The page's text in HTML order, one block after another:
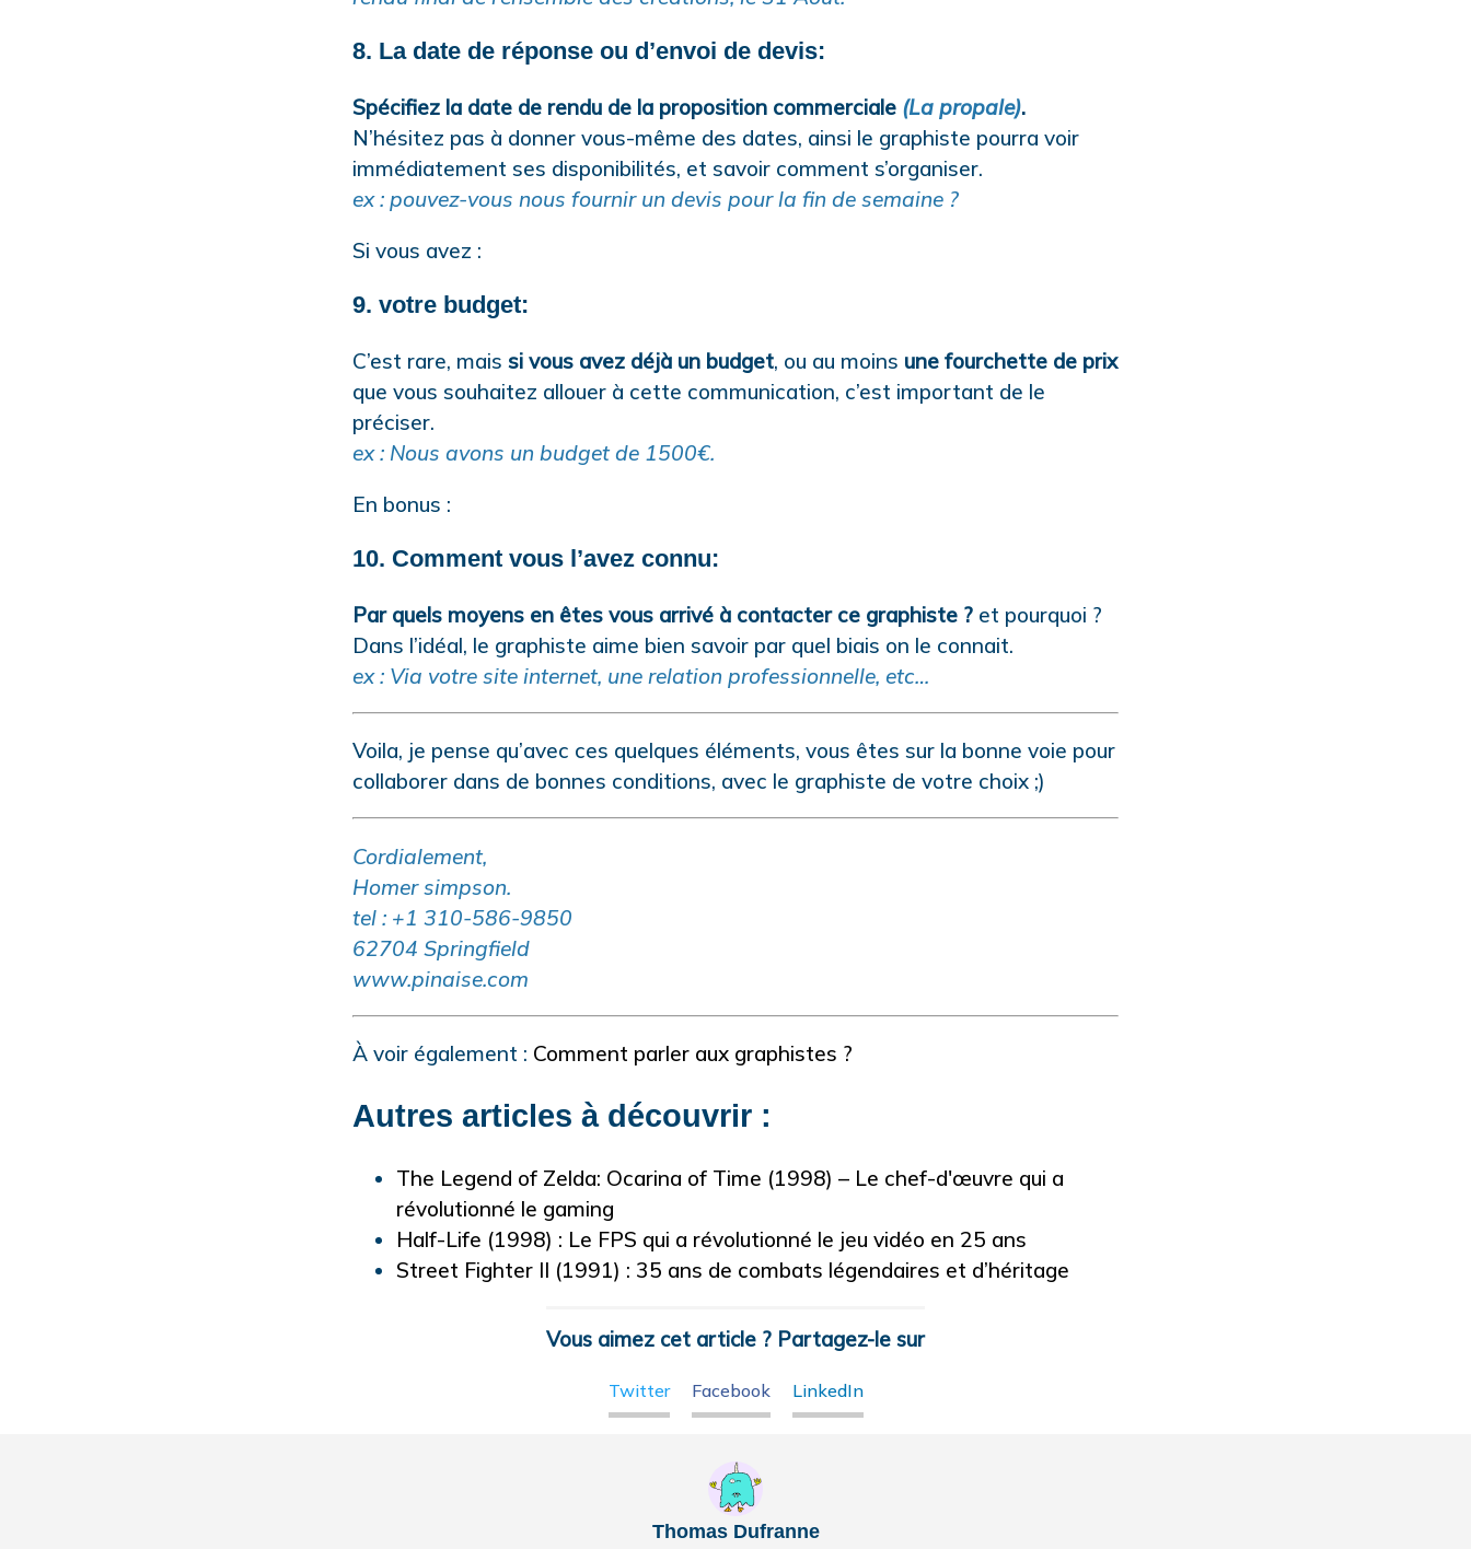
8. La date de réponse ou d’envoi de devis:
Spécifiez la date de rendu de la proposition commerciale (La propale).
N’hésitez pas à donner vous-même des dates, ainsi le graphiste pourra voir
immédiatement ses disponibilités, et savoir comment s’organiser.
ex : pouvez-vous nous fournir un devis pour la fin de semaine ?
Si vous avez :
9. votre budget:
C’est rare, mais si vous avez déjà un budget, ou au moins une fourchette de prix
que vous souhaitez allouer à cette communication, c’est important de le
préciser.
ex : Nous avons un budget de 1500€.
En bonus :
10. Comment vous l’avez connu:
Par quels moyens en êtes vous arrivé à contacter ce graphiste ? et pourquoi ?
Dans l’idéal, le graphiste aime bien savoir par quel biais on le connait.
ex : Via votre site internet, une relation professionnelle, etc…
Voila, je pense qu’avec ces quelques éléments, vous êtes sur la bonne voie pour
collaborer dans de bonnes conditions, avec le graphiste de votre choix ;)
Cordialement,
Homer simpson.
tel : +1 310-586-9850
62704 Springfield
www.pinaise.com
À voir également : Comment parler aux graphistes ?
Autres articles à découvrir :
The Legend of Zelda: Ocarina of Time (1998) – Le chef-d'œuvre qui a
révolutionné le gaming
Half-Life (1998) : Le FPS qui a révolutionné le jeu vidéo en 25 ans
Street Fighter II (1991) : 35 ans de combats légendaires et d’héritage
Vous aimez cet article ? Partagez-le sur
Twitter Facebook LinkedIn
Thomas Dufranne